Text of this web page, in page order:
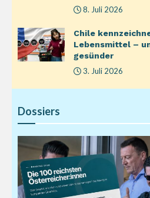
8. Juli 2026
Chile
Lebensmittel –
gesünder
3. Juli 2026
Dossiers